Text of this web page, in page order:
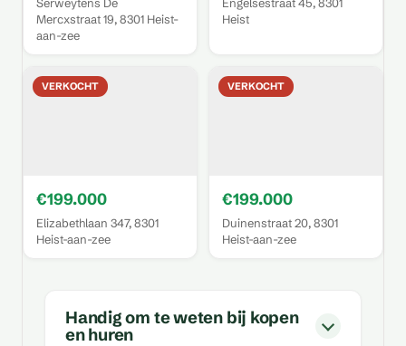
Mercxstraat 19, 8301 Heist-
aan-zee
Heist
VERKOCHT
€199.000
Elizabethlaan 347, 8301
Heist-aan-zee
VERKOCHT
€199.000
Duinenstraat 20, 8301
Heist-aan-zee
Handig om te weten bij kopen
en huren